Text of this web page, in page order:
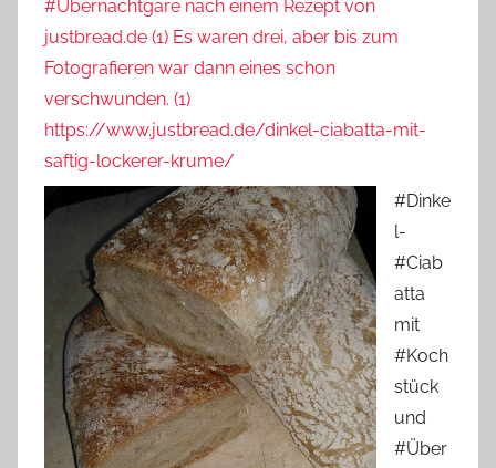
#Übernachtgare nach einem Rezept von
justbread.de (1) Es waren drei, aber bis zum
Fotografieren war dann eines schon
verschwunden. (1)
https://www.justbread.de/dinkel-ciabatta-mit-
saftig-lockerer-krume/
#Dinke
l-
#Ciab
atta
mit
#Koch
stück
und
#Über